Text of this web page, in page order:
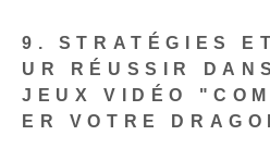
9. STRATÉGIES
UR RÉUSSIR
JEUX VIDÉO
ER VOTRE